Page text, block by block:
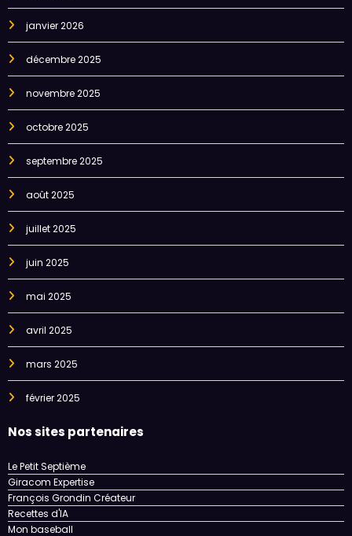
janvier 2026
décembre 2025
novembre 2025
octobre 2025
septembre 2025
août 2025
juillet 2025
juin 2025
mai 2025
avril 2025
mars 2025
février 2025
Nos sites partenaires
Le Petit Septième
Giracom Expertise
François Grondin Créateur
Recettes d'IA
Mon baseball